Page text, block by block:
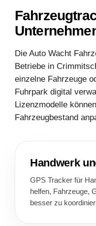
Die Auto Wacht
Betriebe in
einzelne Fahrzeuge
Fuhrpark digital
Lizenzmodelle
Fahrzeugbestand
Handwerk
GPS Tracker für
helfen, Fahrzeuge,
besser zu